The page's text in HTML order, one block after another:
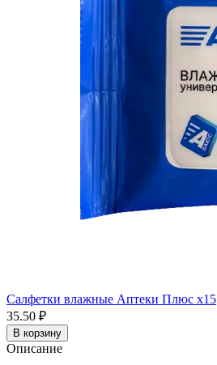
Салфетки влажные Аптеки Плюс x15
35.50 ₽
В корзину
Описание